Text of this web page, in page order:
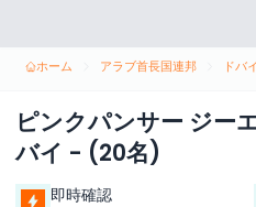
ホーム アラブ首長国連邦 ドバイ
ピンクパンサー ジー
バイ - (20名)
即時確認